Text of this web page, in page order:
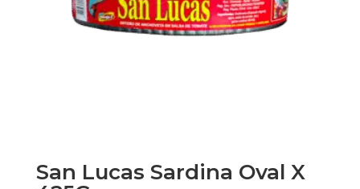
San Lucas Sardina Oval X